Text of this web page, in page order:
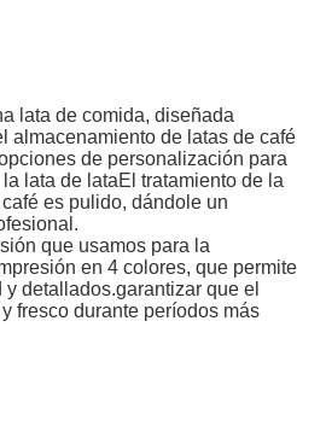
lata de comida, diseñada
almacenamiento de latas de café
de personalización para
lata de lataEl tratamiento de la
es pulido, dándole un
que usamos para la
en 4 colores, que permite
detallados.garantizar que el
fresco durante períodos más